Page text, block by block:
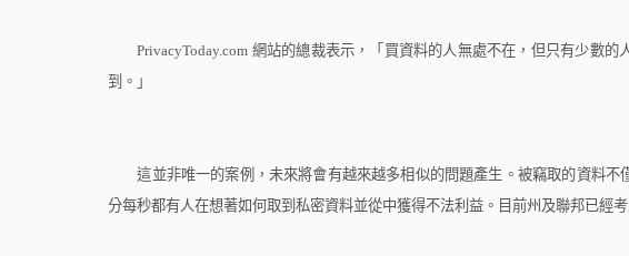
PrivacyToday.com 網站的總裁表示，「買資料的人無處不在，但只有少數
到。」
這並非唯一的案例，未來將會有越來越多相似的問題產生。被竊取的資料不
分每秒都有人在想著如何取到私密資料並從中獲得不法利益。目前州及聯邦已經